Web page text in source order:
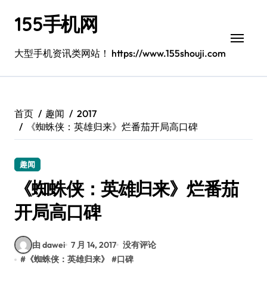
155手机网
大型手机资讯类网站！ https://www.155shouji.com
首页 趣闻
2017
《蜘蛛侠：英雄归来》烂番茄开局高口碑
趣闻
《蜘蛛侠：英雄归来》烂番茄
开局高口碑
由 dawei 7 月 14, 2017 没有评论
# 《蜘蛛侠：英雄归来》 #口碑